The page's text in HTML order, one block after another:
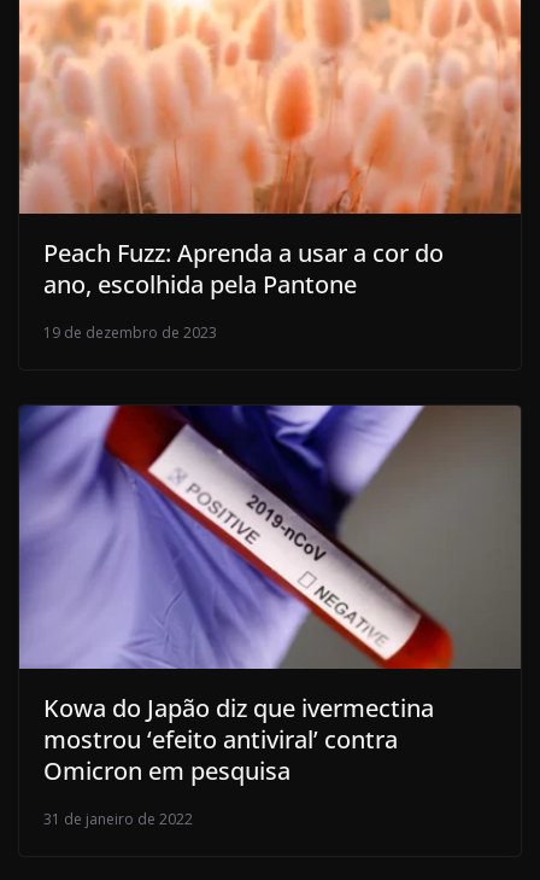
Peach Fuzz: Aprenda a usar a cor do
ano, escolhida pela Pantone
19 de dezembro de 2023
Kowa do Japão diz que ivermectina
mostrou ‘efeito antiviral’ contra
Omicron em pesquisa
31 de janeiro de 2022